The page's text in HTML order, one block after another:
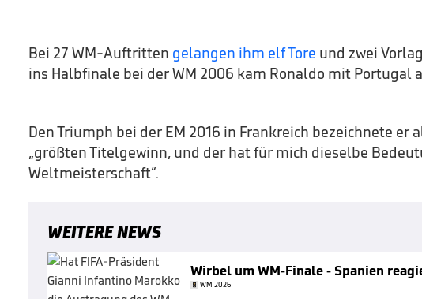
Bei 27 WM-Auftritten gelangen ihm elf Tore und zwei
ins Halbfinale bei der WM 2006 kam Ronaldo mit Portugal
Den Triumph bei der EM 2016 in Frankreich bezeichnete er
„größten Titelgewinn, und der hat für mich dieselbe
Weltmeisterschaft“.
WEITERE NEWS
Wirbel um WM-Finale - Spanien
WM 2026